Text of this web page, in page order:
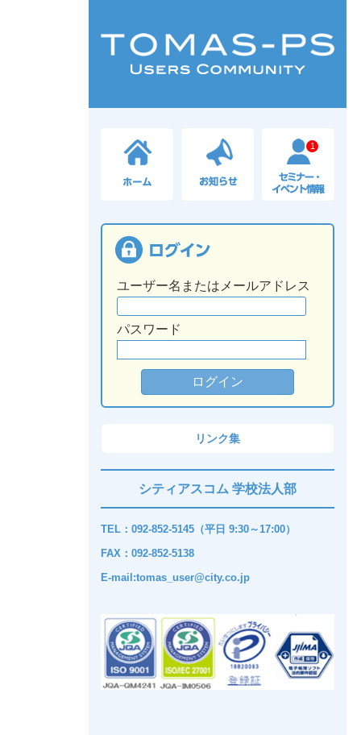
1
ユーザー名またはメールアドレス
パスワード
リンク集
シティアスコム 学校法人部
TEL：092-852-5145（平日 9:30～17:00）
FAX：092-852-5138
E-mail:tomas_user@city.co.jp